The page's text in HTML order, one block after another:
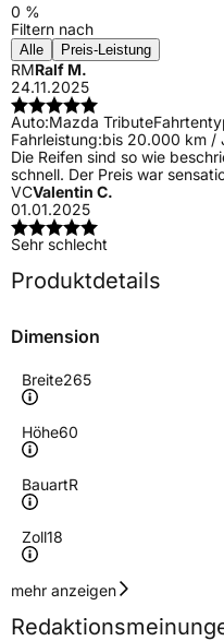
0 %
Filtern nach
Alle Preis-Leistung
RMRalf M.
24.11.2025
Auto:Mazda Tribute
Fahrleistung:bis 20.000 km /
Die Reifen sind so wie
schnell. Der Preis war
VCValentin C.
01.01.2025
Sehr schlecht
Produktdetails
Dimension
Breite265
Höhe60
BauartR
Zoll18
Geschwindigkeitsindex
mehr anzeigen